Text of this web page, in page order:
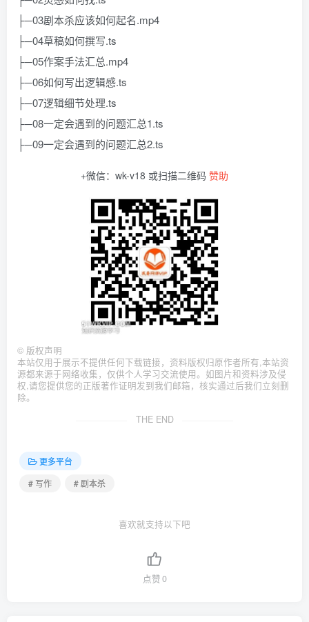
├─03剧本杀应该如何起名.mp4
├─04草稿如何撰写.ts
├─05作案手法汇总.mp4
├─06如何写出逻辑感.ts
├─07逻辑细节处理.ts
├─08一定会遇到的问题汇总1.ts
├─09一定会遇到的问题汇总2.ts
+微信：wk-v18 或扫描二维码 赞助
© 版权声明
本站仅用于展示不提供任何下载链接，资料版权归原作者所有,本站资
源都来源于网络收集，仅供个人学习交流使用。如图片和资料涉及侵
权,请您提供您的正版著作证明发到我们邮箱，核实通过后我们立刻删
除。
THE END
更多平台
# 写作
# 剧本杀
喜欢就支持以下吧
点赞0